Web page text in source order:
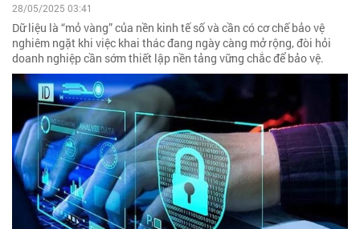
28/05/2025 03:41
Dữ liệu là “mỏ vàng” của nền kinh tế số và cần có cơ chế bảo vệ
nghiêm ngặt khi việc khai thác đang ngày càng mở rộng, đòi hỏi
doanh nghiệp cần sớm thiết lập nền tảng vững chắc để bảo vệ.